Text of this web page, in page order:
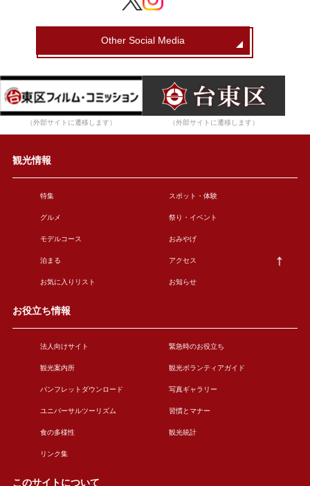
Other Social Media
（外部サイトに遷移します） （外部サイトに遷移します）
観光情報
特集 スポット・体験
グルメ 祭り・イベント
モデルコース おみやげ
泊まる アクセス
お気に入りリスト お知らせ
お役立ち情報
法人向けサイト 緊急時のお役立ち
観光案内所 観光ボランティアガイド
パンフレットダウンロード 写真ギャラリー
ユニバーサルツーリズム 習慣とマナー
食の多様性 観光統計
リンク集
このサイトについて